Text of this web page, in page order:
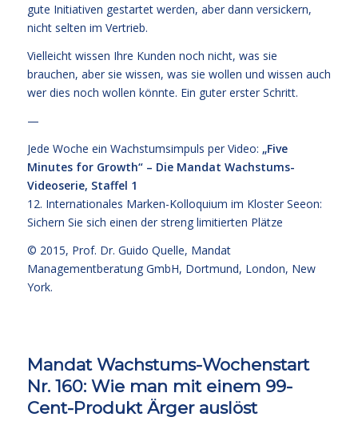
gute Initiativen gestartet werden, aber dann versickern,
nicht selten im Vertrieb.
Vielleicht wissen Ihre Kunden noch nicht, was sie
brauchen, aber sie wissen, was sie wollen und wissen auch
wer dies noch wollen könnte. Ein guter erster Schritt.
—
Jede Woche ein Wachstumsimpuls per Video: „Five
Minutes for Growth“ – Die Mandat Wachstums-
Videoserie, Staffel 1
12. Internationales Marken-Kolloquium im Kloster Seeon:
Sichern Sie sich einen der streng limitierten Plätze
© 2015, Prof. Dr. Guido Quelle, Mandat
Managementberatung GmbH, Dortmund, London, New
York.
Mandat Wachstums-Wochenstart
Nr. 160: Wie man mit einem 99-
Cent-Produkt Ärger auslöst